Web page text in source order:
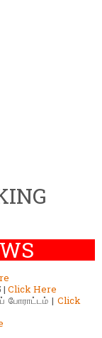
| Click Here
போராட்டம் | Click